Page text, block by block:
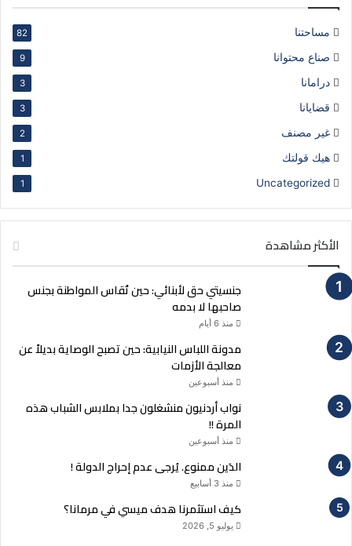
مساحتنا 82
صناع محتوانا 9
درامانا 3
قضايانا 3
غير مصنف 2
هيك قولتك 1
Uncategorized
1
الأكثر مشاهدة
جنسيتي حق لأبنائي: حين تُقاس المواطنة بجنس
صاحبها لا بدمه
منذ 6 أيام
مدونة اللباس النيابية: حين تصبح الوصاية بديلاً عن
معالجة الأزمات
منذ أسبوعين
نواب أردنيون منشغلون جدا بملابس الشباب هذه
المرة !!
منذ أسبوعين
الدَين ممنوع. يُرجى عدم إحراج الدولة !
منذ 3 أسابيع
كيف استثمرنا هدف ميسي في مرمانا؟
يوليو 5, 2026